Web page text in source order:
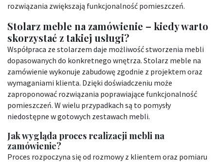
rozwiązania zwiększają funkcjonalność pomieszczeń.
Stolarz meble na zamówienie – kiedy warto
skorzystać z takiej usługi?
Współpraca ze stolarzem daje możliwość stworzenia mebli
dopasowanych do konkretnego wnętrza. Stolarz meble na
zamówienie wykonuje zabudowę zgodnie z projektem oraz
wymaganiami klienta. Dzięki doświadczeniu może
zaproponować rozwiązania poprawiające funkcjonalność
pomieszczeń. W wielu przypadkach są to pomysły
niedostępne w gotowych zestawach mebli.
Jak wygląda proces realizacji mebli na
zamówienie?
Proces rozpoczyna się od rozmowy z klientem oraz pomiaru